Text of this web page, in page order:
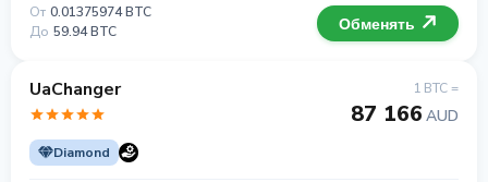
От 0.01375974 BTC
До 59.94 BTC Обменять
UaChanger
Diamond
1 BTC =
87 166 AUD